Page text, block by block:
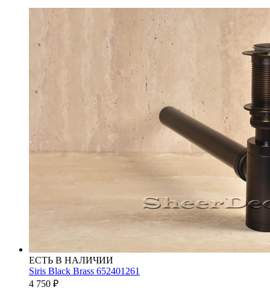
ЕСТЬ В НАЛИЧИИ
Siris Black Brass 652401261
4 750 ₽